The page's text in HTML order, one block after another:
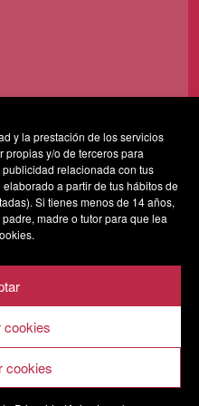
y la prestación de los servicios
propias y/o de terceros para
relacionada con tus
a partir de tus hábitos de
Si tienes menos de 14 años,
madre o tutor para que lea
cookies
cookies
al almacenamiento y
de esta web y confirmas
de privacidad*
DE PRIVACIDAD
derechos reservados